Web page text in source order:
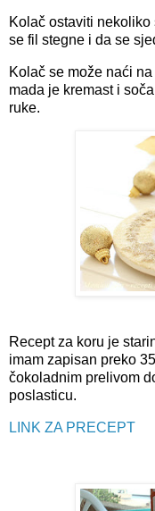
Kolač ostaviti
se fil stegne i da se
Kolač se može naći
mada je kremast i
ruke.
Recept za koru je
imam zapisan preko
čokoladnim prelivom
poslasticu.
LINK ZA PRECEPT